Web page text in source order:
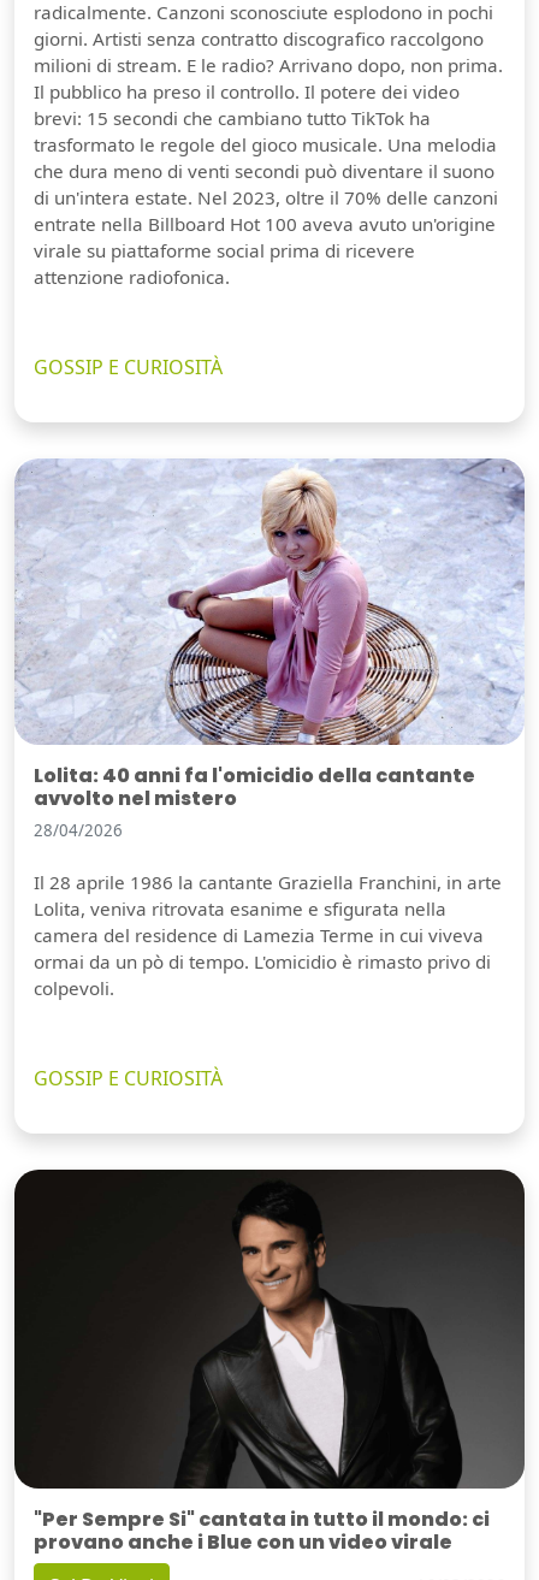
radicalmente. Canzoni sconosciute esplodono in pochi
giorni. Artisti senza contratto discografico raccolgono
milioni di stream. E le radio? Arrivano dopo, non prima.
Il pubblico ha preso il controllo. Il potere dei video
brevi: 15 secondi che cambiano tutto TikTok ha
trasformato le regole del gioco musicale. Una melodia
che dura meno di venti secondi può diventare il suono
di un'intera estate. Nel 2023, oltre il 70% delle canzoni
entrate nella Billboard Hot 100 aveva avuto un'origine
virale su piattaforme social prima di ricevere
attenzione radiofonica.
GOSSIP E CURIOSITÀ
Lolita: 40 anni fa l'omicidio della cantante
avvolto nel mistero
28/04/2026
Il 28 aprile 1986 la cantante Graziella Franchini, in arte
Lolita, veniva ritrovata esanime e sfigurata nella
camera del residence di Lamezia Terme in cui viveva
ormai da un pò di tempo. L'omicidio è rimasto privo di
colpevoli.
GOSSIP E CURIOSITÀ
"Per Sempre Si" cantata in tutto il mondo: ci
provano anche i Blue con un video virale